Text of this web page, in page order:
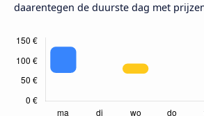
daarentegen de duurste dag met